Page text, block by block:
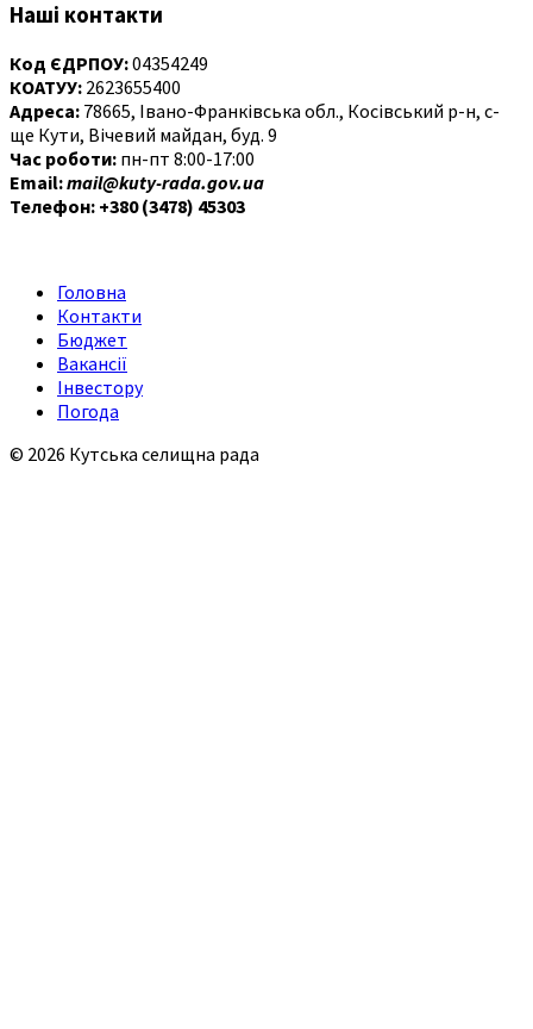
Наші контакти
Код ЄДРПОУ:04354249
КОАТУУ: 2623655400
Адреса: 78665, Івано-Франківська обл., Косівський р-н, с-
ще Кути, Вічевий майдан, буд. 9
Час роботи: пн-пт 8:00-17:00
Email:mail@kuty-rada.gov.ua
Телефон: +380 (3478) 45303
Головна
Контакти
Бюджет
Вакансії
Інвестору
Погода
© 2026 Кутська селищна рада